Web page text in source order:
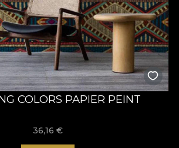
COLORS PAPIER PEINT
36,16 €